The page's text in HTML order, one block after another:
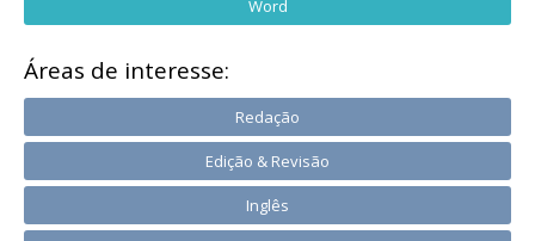
Word
Áreas de interesse:
Redação
Edição & Revisão
Inglês